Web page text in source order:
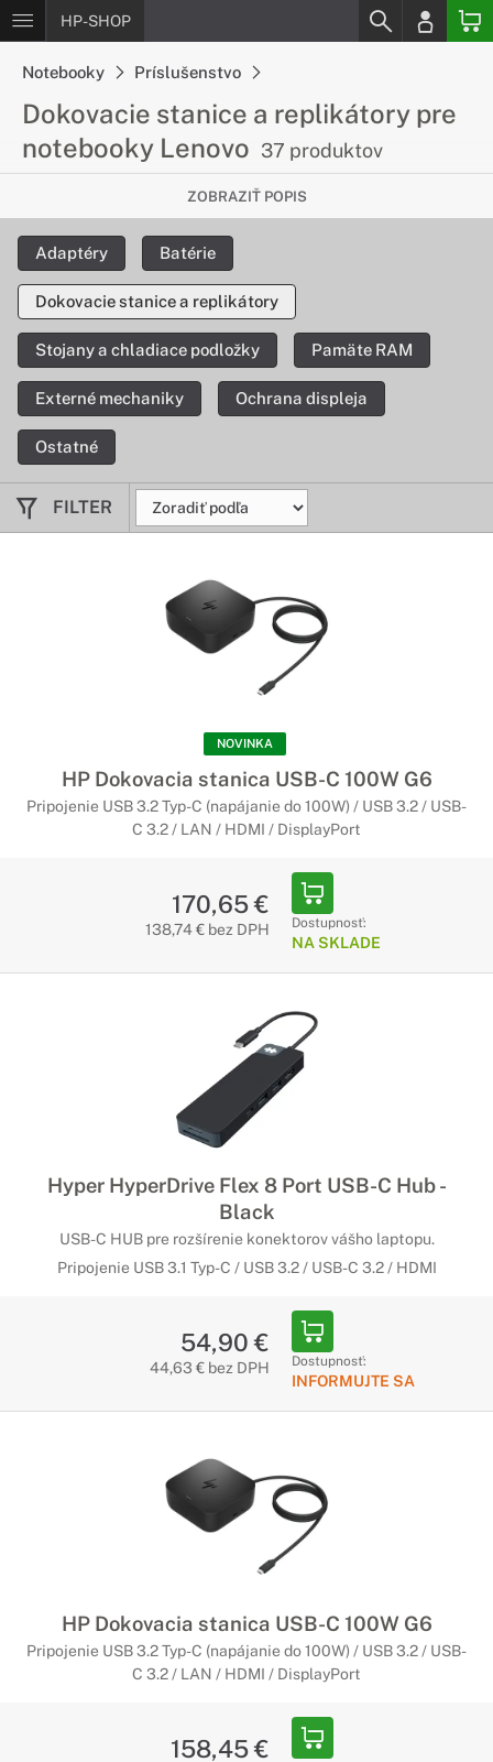
HP-SHOP
Notebooky Príslušenstvo
Dokovacie stanice a replikátory pre
notebooky Lenovo 37 produktov
Konektivita už nebude nikdy problém
Dokovacie stanice a port replikátory Vám umožnia pripojiť
rozsiahle množstvo periférnych zariadení k Vášmu
portov na notebooku.
ZOBRAZIŤ POPIS
Adaptéry Batérie
Dokovacie stanice a replikátory
Stojany a chladiace podložky Pamäte RAM
Externé mechaniky Ochrana displeja
Ostatné
FILTER
NOVINKA
HP Dokovacia stanica USB-C 100W G6
Pripojenie USB 3.2 Typ-C (napájanie do 100W) / USB 3.2 / USB-
C 3.2 / LAN / HDMI / DisplayPort
170,65 €
138,74 € bez DPH Dostupnosť:
NA SKLADE
Hyper HyperDrive Flex 8 Port USB-C Hub -
Black
USB-C HUB pre rozšírenie konektorov vášho laptopu.
Pripojenie USB 3.1 Typ-C / USB 3.2 / USB-C 3.2 / HDMI
54,90 €
44,63 € bez DPH Dostupnosť:
INFORMUJTE SA
HP Dokovacia stanica USB-C 100W G6
Pripojenie USB 3.2 Typ-C (napájanie do 100W) / USB 3.2 / USB-
C 3.2 / LAN / HDMI / DisplayPort
158,45 €